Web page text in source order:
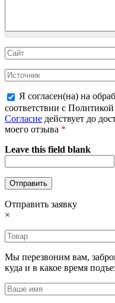
Я согласен(на) на
соответствии с
Согласие действует до
моего отзыва *
Leave this field blank
Отправить заявку
×
Мы перезвоним вам,
куда и в какое время